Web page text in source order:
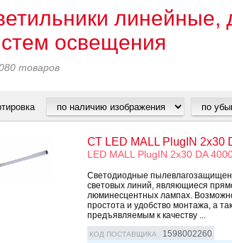
линейные,
освещения
товаров
СТ LED MALL PlugIN 2x30
LED MALL PlugIN 2x30 DA
Светодиодные
световых линий, являющиеся
люминесцентных лампах.
простота и удобство монтажа, а
предъявляемым к качеству ...
КОД ПОСТАВЩИКА 1598002260